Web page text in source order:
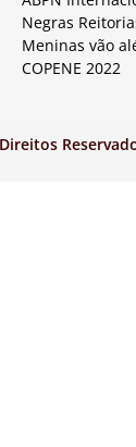
Negras
Meninas vão
COPENE 2022